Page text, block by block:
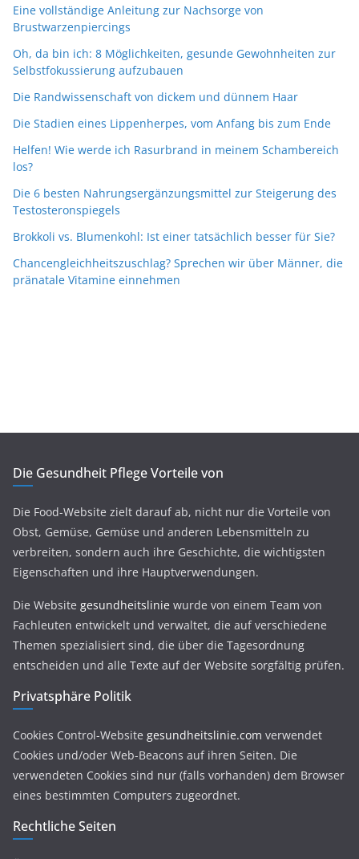
Eine vollständige Anleitung zur Nachsorge von
Brustwarzenpiercings
Oh, da bin ich: 8 Möglichkeiten, gesunde Gewohnheiten zur
Selbstfokussierung aufzubauen
Die Randwissenschaft von dickem und dünnem Haar
Die Stadien eines Lippenherpes, vom Anfang bis zum Ende
Helfen! Wie werde ich Rasurbrand in meinem Schambereich
los?
Die 6 besten Nahrungsergänzungsmittel zur Steigerung des
Testosteronspiegels
Brokkoli vs. Blumenkohl: Ist einer tatsächlich besser für Sie?
Chancengleichheitszuschlag? Sprechen wir über Männer, die
pränatale Vitamine einnehmen
Die Gesundheit Pflege Vorteile von
Die Food-Website zielt darauf ab, nicht nur die Vorteile von
Obst, Gemüse, Gemüse und anderen Lebensmitteln zu
verbreiten, sondern auch ihre Geschichte, die wichtigsten
Eigenschaften und ihre Hauptverwendungen.
Die Website gesundheitslinie wurde von einem Team von
Fachleuten entwickelt und verwaltet, die auf verschiedene
Themen spezialisiert sind, die über die Tagesordnung
entscheiden und alle Texte auf der Website sorgfältig prüfen.
Privatsphäre Politik
Cookies Control-Website gesundheitslinie.com verwendet
Cookies und/oder Web-Beacons auf ihren Seiten. Die
verwendeten Cookies sind nur (falls vorhanden) dem Browser
eines bestimmten Computers zugeordnet.
Rechtliche Seiten